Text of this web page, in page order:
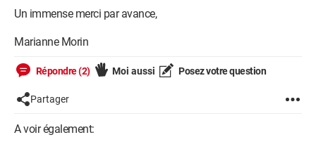
Un immense merci par avance,
Marianne Morin
Répondre (2) Moi aussi Posez votre question
Partager
A voir également: